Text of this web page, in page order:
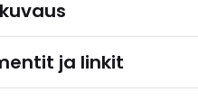
ja linkit